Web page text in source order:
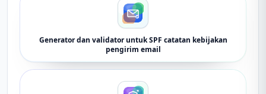
Generator dan validator untuk SPF catatan kebijakan
pengirim email